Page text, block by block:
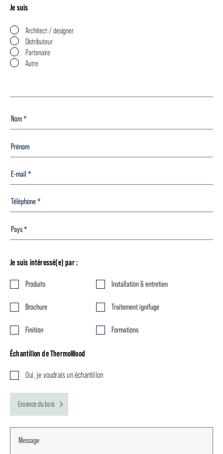
Je suis
Architect / designer
Distributeur
Partenaire
Autre
Je suis intéressé(e) par :
Produits Installation & entretien
Brochure Traitement ignifuge
Finition Formations
Échantillon de ThermoWood
Oui, je voudrais un échantillon
Essence du bois